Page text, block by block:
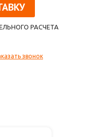
РАСЧЕТА
звонок